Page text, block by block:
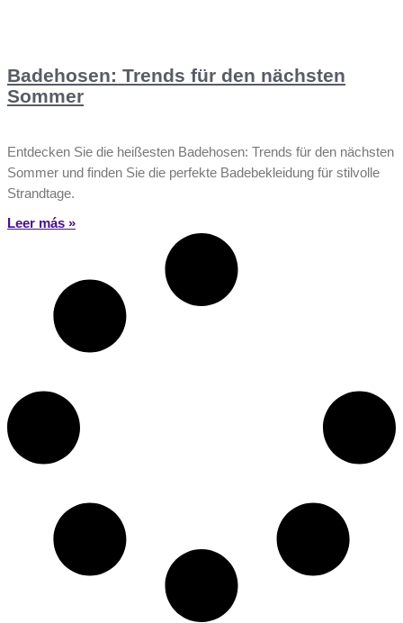
Badehosen: Trends für den nächsten
Sommer
Entdecken Sie die heißesten Badehosen: Trends für den nächsten
Sommer und finden Sie die perfekte Badebekleidung für stilvolle
Strandtage.
Leer más »